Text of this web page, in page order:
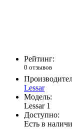
Рейтинг:
0 отзывов
Lessar
Модель:
Lessar 1
Доступно:
Есть в